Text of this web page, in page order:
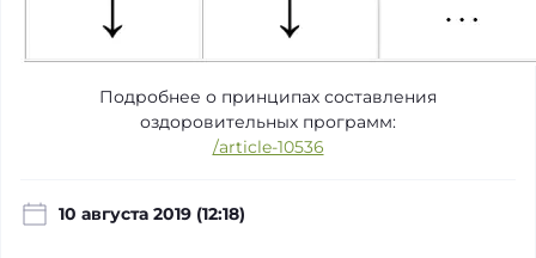
Подробнее о принципах составления
оздоровительных программ:
/article-10536
10 августа 2019 (12:18)